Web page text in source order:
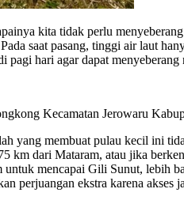
kita tidak perlu
saat pasang, tinggi air laut
hari agar dapat
Kecamatan Jerowaru
yang membuat pulau kecil ini
km dari Mataram, atau jika
untuk mencapai Gili Sunut,
perjuangan ekstra karena